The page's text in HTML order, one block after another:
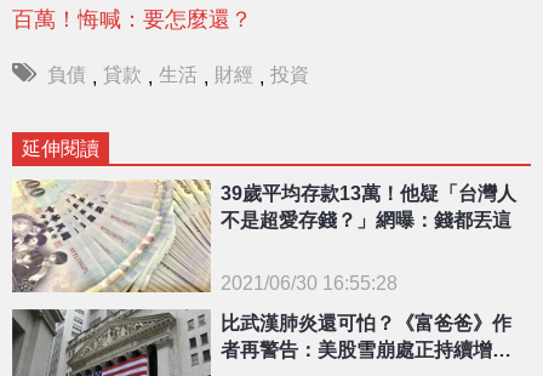
百萬！悔喊：要怎麼還？
負債 , 貸款 , 生活 , 財經 , 投資
延伸閱讀
{PLAYICON}
39歲平均存款13萬！他疑「台灣人
不是超愛存錢？」網曝：錢都丟這
2021/06/30 16:55:28
比武漢肺炎還可怕？《富爸爸》作
者再警告：美股雪崩處正持續增加